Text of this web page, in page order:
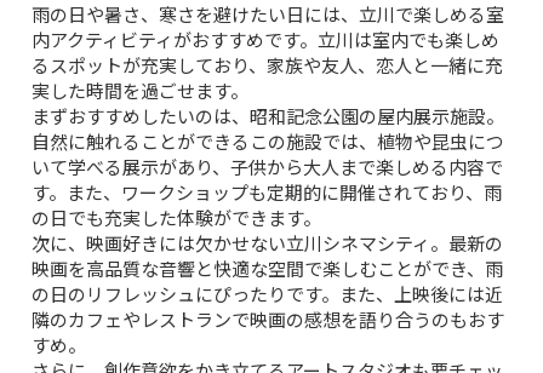
雨の日や暑さ、寒さを避けたい日には、立川で楽しめる室
内アクティビティがおすすめです。立川は室内でも楽しめ
るスポットが充実しており、家族や友人、恋人と一緒に充
実した時間を過ごせます。
まずおすすめしたいのは、 昭和記念公園の屋内展示施設。
自然に触れることができるこの施設では、植物や昆虫につ
いて学べる展示があり、子供から大人まで楽しめる内容で
す。また、ワークショップも定期的に開催されており、雨
の日でも充実した体験ができます。
次に、映画好きには欠かせない立川シネマシティ。最新の
映画を高品質な音響と快適な空間で楽しむことができ、雨
の日のリフレッシュにぴったりです。また、上映後には近
隣のカフェやレストランで映画の感想を語り合うのもおす
すめ。